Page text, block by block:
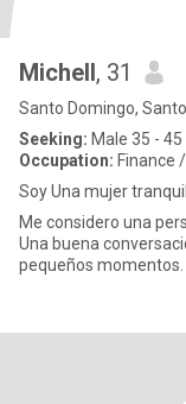
Michell, 31
Santo Domingo,
Seeking: Male 35 - 45
Occupation: Finance
Soy Una mujer
Me considero una
Una buena
pequeños momentos.